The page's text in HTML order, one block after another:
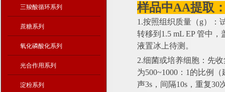
三羧酸循环系列
蔗糖系列
氧化磷酸化系列
光合作用系列
淀粉系列
样品中AA提取
1.按照组织质量（g）：
转移到1.5 mL EP 管中
液置冰上待测。
2.细菌或培养细胞：先
为500~1000：1的比例
声3s，间隔10s，重复